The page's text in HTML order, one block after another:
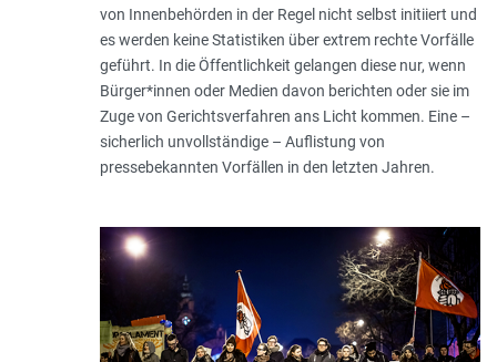
von Innenbehörden in der Regel nicht selbst initiiert und
es werden keine Statistiken über extrem rechte Vorfälle
geführt. In die Öffentlichkeit gelangen diese nur, wenn
Bürger*innen oder Medien davon berichten oder sie im
Zuge von Gerichtsverfahren ans Licht kommen. Eine –
sicherlich unvollständige – Auflistung von
pressebekannten Vorfällen in den letzten Jahren.